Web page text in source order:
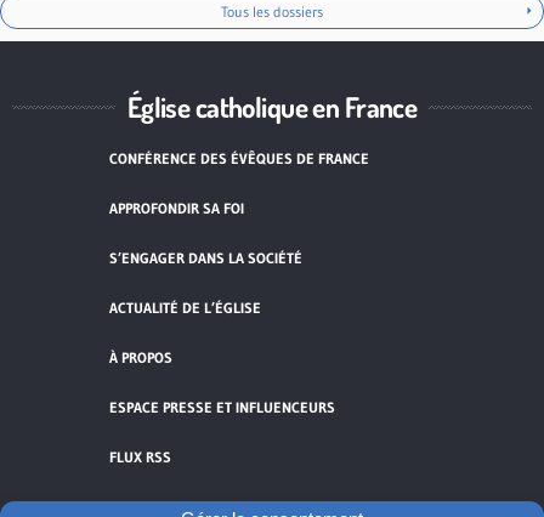
Tous les dossiers
Église catholique en France
CONFÉRENCE DES ÉVÊQUES DE FRANCE
APPROFONDIR SA FOI
S’ENGAGER DANS LA SOCIÉTÉ
ACTUALITÉ DE L’ÉGLISE
À PROPOS
ESPACE PRESSE ET INFLUENCEURS
FLUX RSS